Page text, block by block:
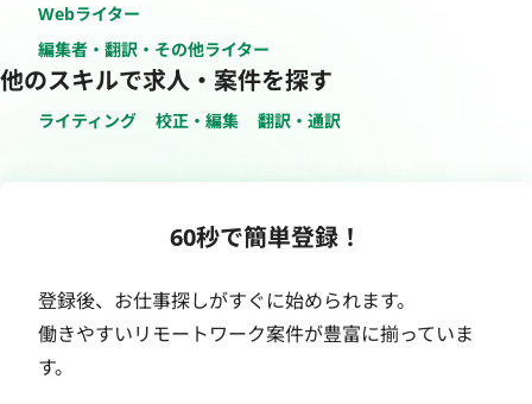
Webライター
編集者・翻訳・その他ライター
他のスキルで求人・案件を探す
ライティング 校正・編集 翻訳・通訳
60秒で簡単登録！
登録後、お仕事探しがすぐに始められます。
働きやすいリモートワーク案件が豊富に揃っていま
す。